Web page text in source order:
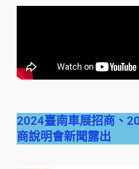
2024臺南車展招商、
商說明會新聞露出